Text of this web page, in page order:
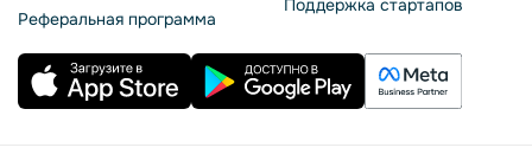
Реферальная программа
Поддержка стартапов